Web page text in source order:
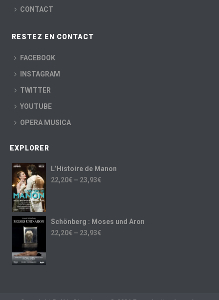
CONTACT
RESTEZ EN CONTACT
FACEBOOK
INSTAGRAM
TWITTER
YOUTUBE
OPERA MUSICA
EXPLORER
L’Histoire de Manon
22,20€ – 23,93€
Schönberg : Moses und Aron
22,20€ – 23,93€